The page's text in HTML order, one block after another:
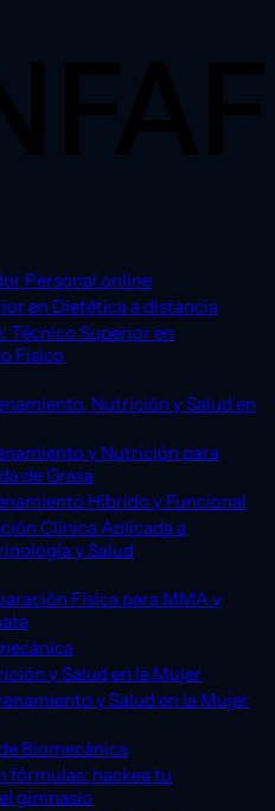
Personal online
en Dietética a distancia
Técnico Superior en
Físico
Nutrición y Salud en
y Nutrición para
de Grasa
Híbrido y Funcional
Clínica Aplicada a
y Salud
Física para MMA y
y Salud en la Mujer
y Salud en la Mujer
Biomecánica
fórmulas: hackea tu
gimnasio